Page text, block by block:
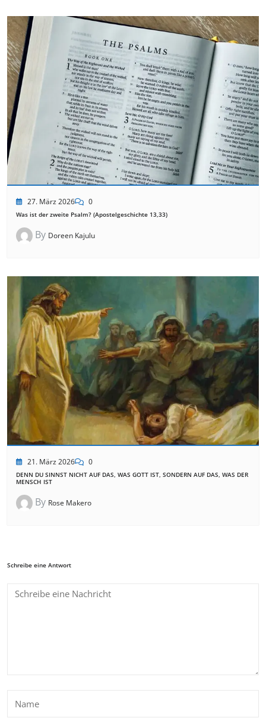
27. März 2026 0
Was ist der zweite Psalm? (Apostelgeschichte 13,33)
By Doreen Kajulu
21. März 2026 0
DENN DU SINNST NICHT AUF DAS, WAS GOTT IST, SONDERN AUF DAS, WAS DER
MENSCH IST
By Rose Makero
Schreibe eine Antwort